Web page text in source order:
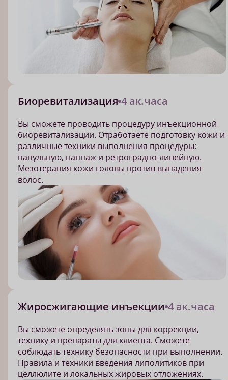
Биоревитализация 4 ак.часа
Вы сможете проводить процедуру инъекционной
биоревитализации. Отработаете подготовку кожи и
различные техники выполнения процедуры:
папульную, наппаж и ретроградно-линейную.
Мезотерапия кожи головы против выпадения
волос.
Жиросжигающие инъекции 4 ак.часа
Вы сможете определять зоны для коррекции,
технику и препараты для клиента. Сможете
соблюдать технику безопасности при выполнении.
Правила и техники введения липолитиков при
целлюлите и локальных жировых отложениях.